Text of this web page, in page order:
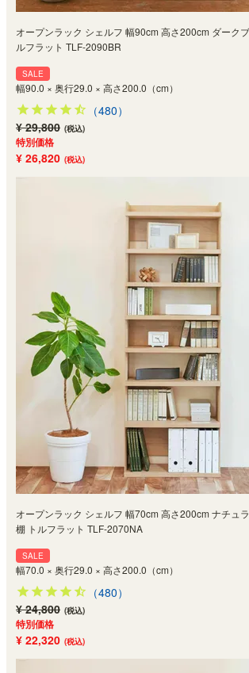
オープンラック シェルフ 幅90cm 高さ200cm ダーク
ルフラット TLF-2090BR
SALE
幅90.0 × 奥行29.0 × 高さ200.0（cm）
（480）
¥ 29,800 (税込)
特別価格
¥ 26,820 (税込)
オープンラック シェルフ 幅70cm 高さ200cm ナチュ
棚 トルフラット TLF-2070NA
SALE
幅70.0 × 奥行29.0 × 高さ200.0（cm）
（480）
¥ 24,800 (税込)
特別価格
¥ 22,320 (税込)